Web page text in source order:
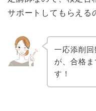
サポートしてもらえる
一応添削
が、合格
す！